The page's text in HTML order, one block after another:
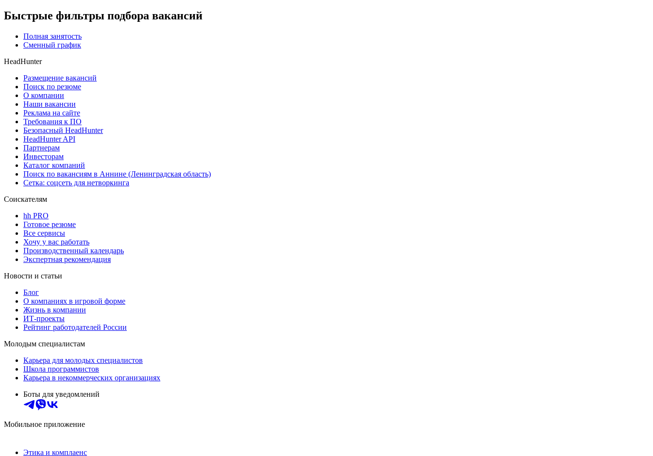
Быстрые фильтры подбора вакансий
Полная занятость
Сменный график
HeadHunter
Размещение вакансий
Поиск по резюме
О компании
Наши вакансии
Реклама на сайте
Требования к ПО
Безопасный HeadHunter
HeadHunter API
Партнерам
Инвесторам
Каталог компаний
Поиск по вакансиям в Аннине (Ленинградская область)
Сетка: соцсеть для нетворкинга
Соискателям
hh PRO
Готовое резюме
Все сервисы
Хочу у вас работать
Производственный календарь
Экспертная рекомендация
Новости и статьи
Блог
О компаниях в игровой форме
Жизнь в компании
ИТ-проекты
Рейтинг работодателей России
Молодым специалистам
Карьера для молодых специалистов
Школа программистов
Карьера в некоммерческих организациях
Боты для уведомлений
Мобильное приложение
Этика и комплаенс